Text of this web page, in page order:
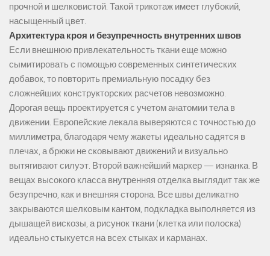
прочной и шелковистой. Такой трикотаж имеет глубокий,
насыщенный цвет.
Архитектура кроя и безупречность внутренних швов
Если внешнюю привлекательность ткани еще можно
сымитировать с помощью современных синтетических
добавок, то повторить премиальную посадку без
сложнейших конструкторских расчетов невозможно.
Дорогая вещь проектируется с учетом анатомии тела в
движении. Европейские лекала выверяются с точностью до
миллиметра, благодаря чему жакеты идеально садятся в
плечах, а брюки не сковывают движений и визуально
вытягивают силуэт. Второй важнейший маркер — изнанка. В
вещах высокого класса внутренняя отделка выглядит так же
безупречно, как и внешняя сторона. Все швы деликатно
закрываются шелковым кантом, подкладка выполняется из
дышащей вискозы, а рисунок ткани (клетка или полоска)
идеально стыкуется на всех стыках и карманах.